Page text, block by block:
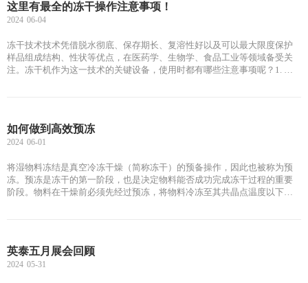
这里有最全的冻干操作注意事项！
冻干技术技术凭借脱水彻底、保存期长、复溶性好以及可以最大限度保护
样品组成结构、性状等优点，在医药学、生物学、食品工业等领域备受关
注。冻干机作为这一技术的关键设备，使用时都有哪些注意事项呢？1. 对
坏。4. 对样品进行预冻。在-80℃超低温冰箱冷冻至少4小时以上，隔夜最
好。5. 均匀铺放样品，样品铺放厚度不超过10 mm。研究表明，样
2024 06-04
如何做到高效预冻
将湿物料冻结是真空冷冻干燥（简称冻干）的预备操作，因此也被称为预
冻。预冻是冻干的第一阶段，也是决定物料能否成功完成冻干过程的重要
阶段。物料在干燥前必须先经过预冻，将物料冷冻至其共晶点温度以下，
状态下进行干燥时，物料内部残存的液体会迅速蒸发，造成液体浓缩，使
物料体积缩小，且溶解在液体中的气体在真空状态下也会迅速冒出，使物
2024 06-01
英泰五月展会回顾
2024 05-31